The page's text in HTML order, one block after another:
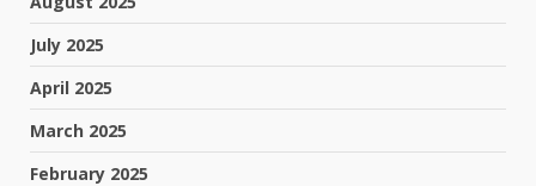
July 2025
April 2025
March 2025
February 2025